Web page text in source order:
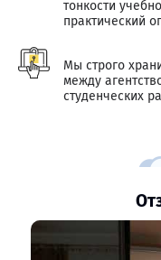
тонкости
практический
Мы строго
между
студенческих